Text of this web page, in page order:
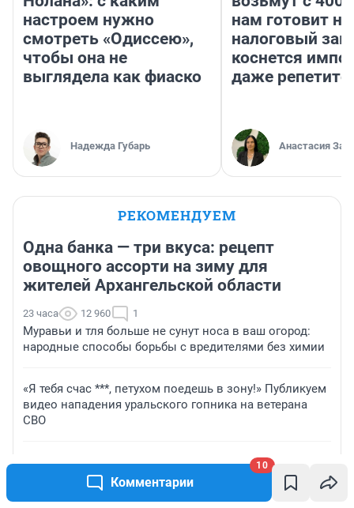
Комментарии
10
настроем нужно
смотреть «Одиссею»,
чтобы она не
выглядела как фиаско
Надежда Губарь
нам готовит
налоговый
коснется
даже
Анастасия
РЕКОМЕНДУЕМ
Одна банка — три вкуса: рецепт
овощного ассорти на зиму для
жителей Архангельской области
23 часа 12 960 1
Муравьи и тля больше не сунут носа в ваш огород:
народные способы борьбы с вредителями без химии
«Я тебя счас ***, петухом поедешь в зону!» Публикуем
видео нападения уральского гопника на ветерана
СВО
Теряет зрение, но гоняет на мотоцикле и скейте. Как
живет подросток с редчайшим диагнозом, от
которого нет лекарств